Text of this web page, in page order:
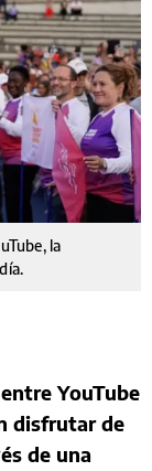
la
YouTube
disfrutar de
de una